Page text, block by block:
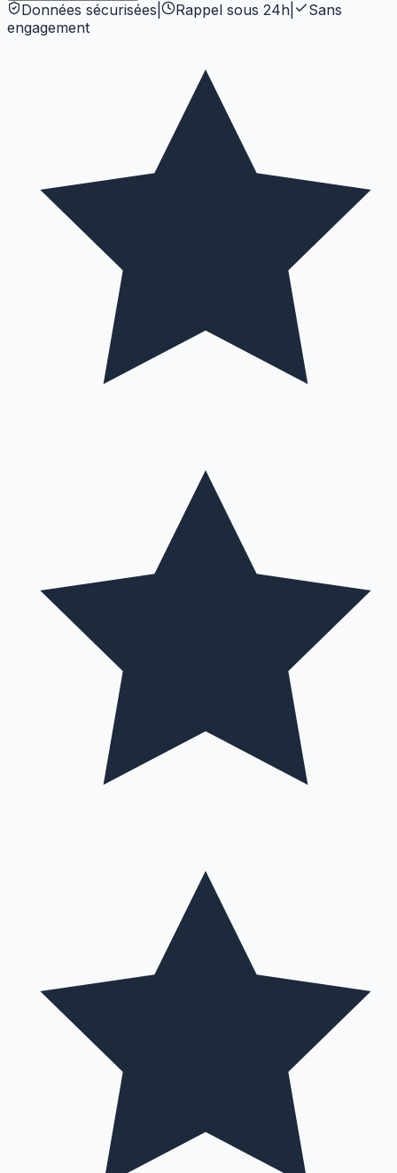
Données sécurisées Rappel sous 24h
Sans
engagement